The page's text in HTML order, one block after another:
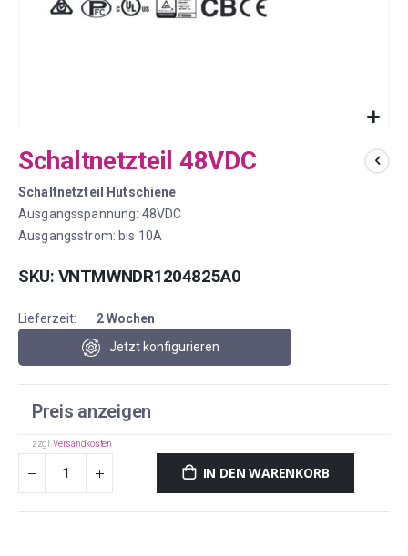
Anfang
der
Bildergalerie
springen
Schaltnetzteil 48VDC
Schaltnetzteil Hutschiene
Ausgangsspannung: 48VDC
Ausgangsstrom: bis 10A
SKU VNTMWNDR1204825A0
Lieferzeit:
2 Wochen
Jetzt konfigurieren
Preis anzeigen
zzgl.Versandkosten
IN DEN WARENKORB